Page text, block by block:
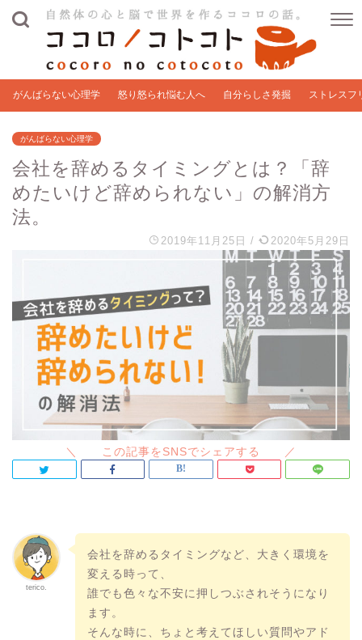
がんばらない心理学 怒り怒られ悩む人へ 自分らしさ発掘 ストレスフ
がんばらない心理学
会社を辞めるタイミングとは？「辞
めたいけど辞められない」の解消方
法。
2019年11月25日 / 2020年5月29日
terico.
会社を辞めるタイミングなど、大きく環境を
変える時って、
誰でも色々な不安に押しつぶされそうになり
ます。
そんな時に、ちょと考えてほしい質問やアド